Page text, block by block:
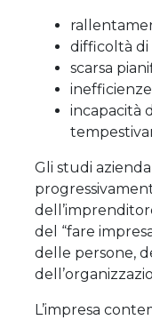
difficoltà
scarsa
incapacità
Gli studi
del “fare
delle persone,
L’impresa